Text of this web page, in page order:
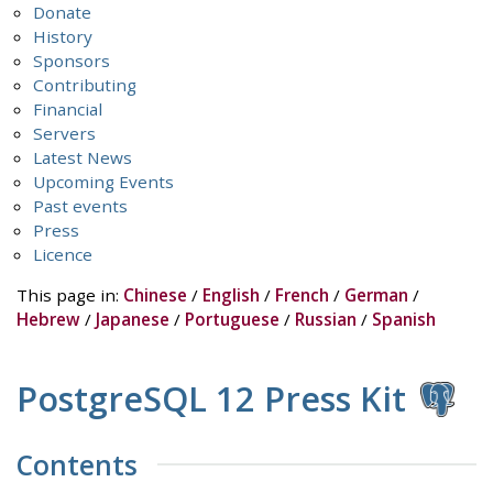
Donate
History
Sponsors
Contributing
Financial
Servers
Latest News
Upcoming Events
Past events
Press
Licence
This page in: Chinese / English / French / German /
Hebrew / Japanese / Portuguese / Russian / Spanish
PostgreSQL 12 Press Kit
Contents